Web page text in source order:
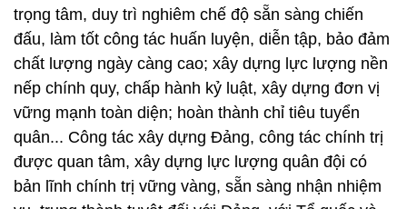
trọng tâm, duy trì nghiêm chế độ sẵn sàng chiến
đấu, làm tốt công tác huấn luyện, diễn tập, bảo đảm
chất lượng ngày càng cao; xây dựng lực lượng nền
nếp chính quy, chấp hành kỷ luật, xây dựng đơn vị
vững mạnh toàn diện; hoàn thành chỉ tiêu tuyển
quân... Công tác xây dựng Đảng, công tác chính trị
được quan tâm, xây dựng lực lượng quân đội có
bản lĩnh chính trị vững vàng, sẵn sàng nhận nhiệm